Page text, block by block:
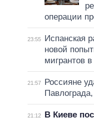
операции
23:55
Испанская
новой
мигрантов
21:57
Россияне
21:12
В Киеве